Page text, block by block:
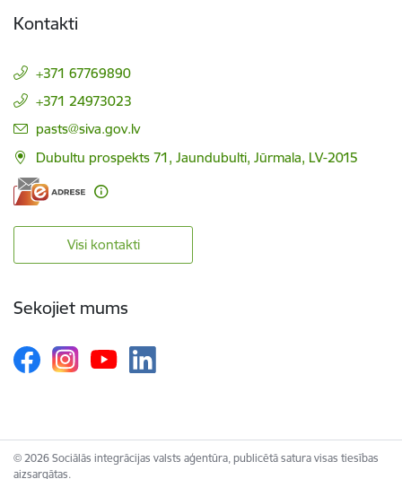
Kontakti
+371 67769890
+371 24973023
E-pasts:
pasts@siva.gov.lv
Dubultu prospekts 71, Jaundubulti, Jūrmala, LV-2015
Visi kontakti
Sekojiet mums
© 2026 Sociālās integrācijas valsts aģentūra, publicētā satura visas tiesības
aizsargātas.